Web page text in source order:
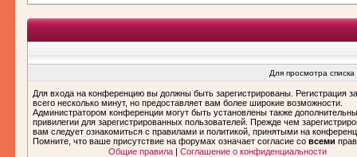
Для просмотра
Для входа на конференцию вы должны быть зарегистрированы. Регистрация
всего несколько минут, но предоставляет вам более широкие возможности.
Администратором конференции могут быть установлены также
привилегии для зарегистрированных пользователей. Прежде чем
вам следует ознакомиться с правилами и политикой, принятыми на
Помните, что ваше присутствие на форумах означает согласие со всеми
Общие правила| Соглашение о конфиденциальности